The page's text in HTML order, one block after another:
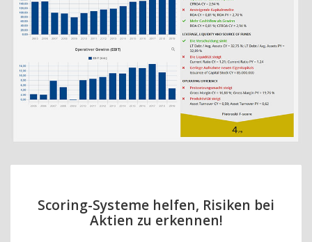
Scoring-Systeme helfen, Risiken bei
Aktien zu erkennen!